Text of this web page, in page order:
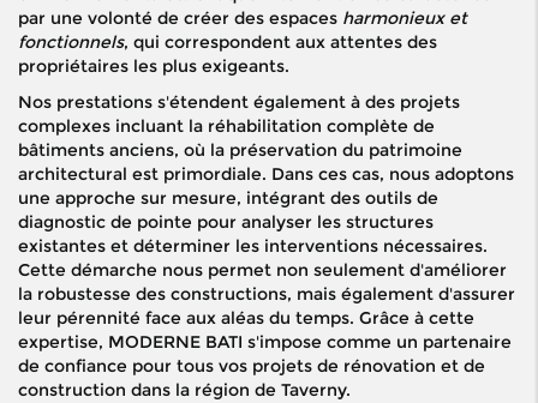
par une volonté de créer des espaces harmonieux et
fonctionnels, qui correspondent aux attentes des
propriétaires les plus exigeants.
Nos prestations s'étendent également à des projets
complexes incluant la réhabilitation complète de
bâtiments anciens, où la préservation du patrimoine
architectural est primordiale. Dans ces cas, nous adoptons
une approche sur mesure, intégrant des outils de
diagnostic de pointe pour analyser les structures
existantes et déterminer les interventions nécessaires.
Cette démarche nous permet non seulement d'améliorer
la robustesse des constructions, mais également d'assurer
leur pérennité face aux aléas du temps. Grâce à cette
expertise, MODERNE BATI s'impose comme un partenaire
de confiance pour tous vos projets de rénovation et de
construction dans la région de Taverny.